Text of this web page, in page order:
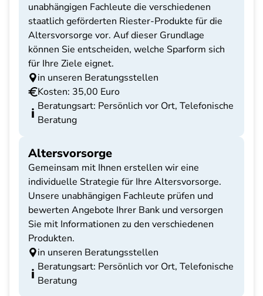
unabhängigen Fachleute die verschiedenen
staatlich geförderten Riester-Produkte für die
Altersvorsorge vor. Auf dieser Grundlage
können Sie entscheiden, welche Sparform sich
für Ihre Ziele eignet.
in unseren Beratungsstellen
Kosten: 35,00 Euro
Beratungsart: Persönlich vor Ort, Telefonische
Beratung
Altersvorsorge
Gemeinsam mit Ihnen erstellen wir eine
individuelle Strategie für Ihre Altersvorsorge.
Unsere unabhängigen Fachleute prüfen und
bewerten Angebote Ihrer Bank und versorgen
Sie mit Informationen zu den verschiedenen
Produkten.
in unseren Beratungsstellen
Beratungsart: Persönlich vor Ort, Telefonische
Beratung